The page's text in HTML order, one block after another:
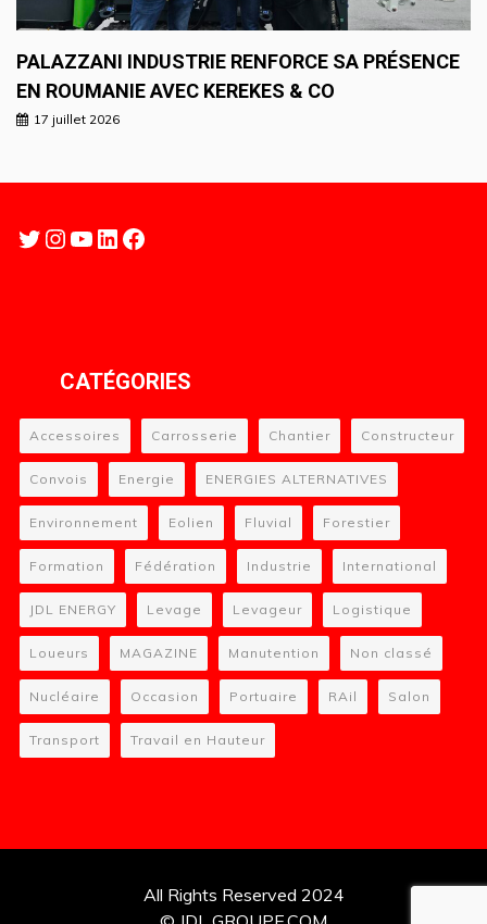
PALAZZANI INDUSTRIE RENFORCE SA PRÉSENCE
EN ROUMANIE AVEC KEREKES & CO
17 juillet 2026
Twitter
Instagram
YouTube
LinkedIn
Facebook
CATÉGORIES
Accessoires Carrosserie Chantier Constructeur
Convois Energie ENERGIES ALTERNATIVES
Environnement Eolien Fluvial Forestier
Formation Fédération Industrie International
JDL ENERGY Levage Levageur Logistique
Loueurs MAGAZINE Manutention Non classé
Nucléaire Occasion Portuaire RAil Salon
Transport Travail en Hauteur
All Rights Reserved 2024